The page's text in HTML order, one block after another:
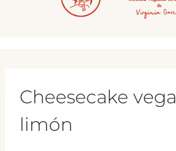
Cheesecake
limón